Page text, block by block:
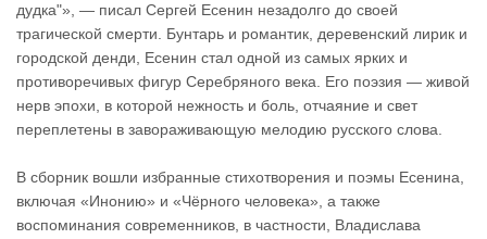
дудка"», — писал Сергей Есенин незадолго до своей
трагической смерти. Бунтарь и романтик, деревенский лирик и
городской денди, Есенин стал одной из самых ярких и
противоречивых фигур Серебряного века. Его поэзия — живой
нерв эпохи, в которой нежность и боль, отчаяние и свет
переплетены в завораживающую мелодию русского слова.
В сборник вошли избранные стихотворения и поэмы Есенина,
включая «Инонию» и «Чёрного человека», а также
воспоминания современников, в частности, Владислава